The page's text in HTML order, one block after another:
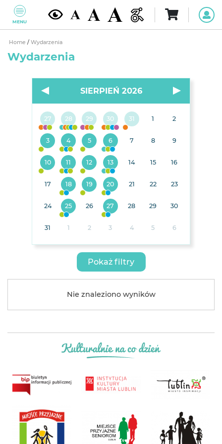
MENU
Home / Wydarzenia
Wydarzenia
SIERPIEŃ 2026
27 28 29 30 31 1 2
3 4 5 6 7 8 9
10 11 12 13 14 15 16
17 18 19 20 21 22 23
24 25 26 27 28 29 30
31 1 2 3 4 5 6
Pokaż filtry
Nie znaleziono wyników